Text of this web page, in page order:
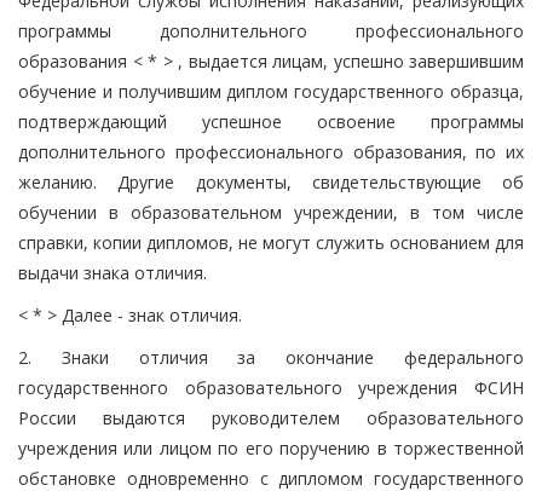
программы дополнительного профессионального
образования < * > , выдается лицам, успешно завершившим
обучение и получившим диплом государственного образца,
подтверждающий успешное освоение программы
дополнительного профессионального образования, по их
желанию. Другие документы, свидетельствующие об
обучении в образовательном учреждении, в том числе
справки, копии дипломов, не могут служить основанием для
выдачи знака отличия.
< * > Далее - знак отличия.
2. Знаки отличия за окончание федерального
государственного образовательного учреждения ФСИН
России выдаются руководителем образовательного
учреждения или лицом по его поручению в торжественной
обстановке одновременно с дипломом государственного